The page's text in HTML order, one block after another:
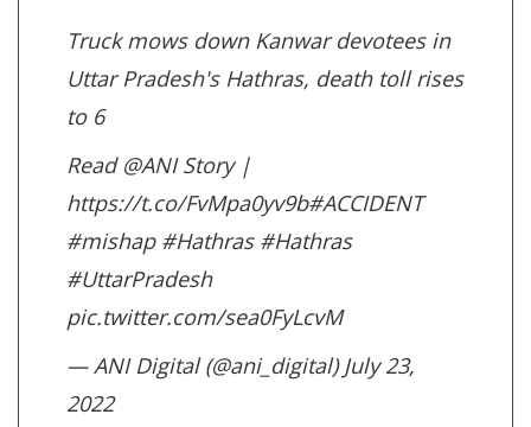
Truck mows down Kanwar devotees in
Uttar Pradesh's Hathras, death toll rises
to 6
Read @ANIStory |
https://t.co/FvMpa0yv9b#ACCIDENT
#mishap #Hathras #Hathras
#UttarPradesh
pic.twitter.com/sea0FyLcvM
— ANI Digital (@ani_digital)July 23,
2022